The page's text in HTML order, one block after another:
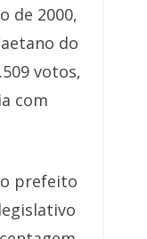
de 2000,
do
votos,
com
prefeito